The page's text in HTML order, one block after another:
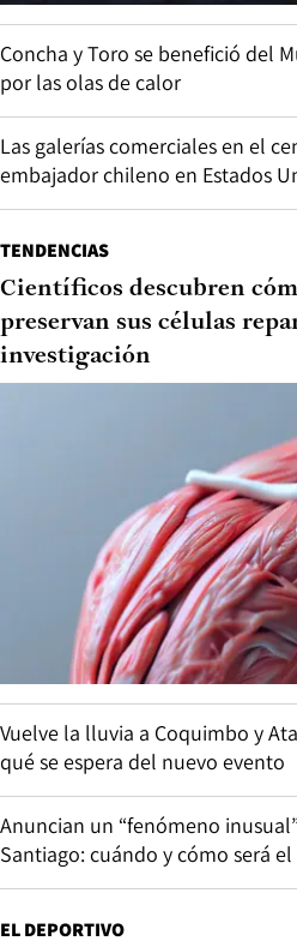
Concha y Toro se benefició del
por las olas de calor
Las galerías comerciales en el
embajador chileno en Estados
TENDENCIAS
Científicos descubren
preservan sus células
investigación
Vuelve la lluvia a Coquimbo y
qué se espera del nuevo evento
Anuncian un “fenómeno
Santiago: cuándo y cómo será
EL DEPORTIVO